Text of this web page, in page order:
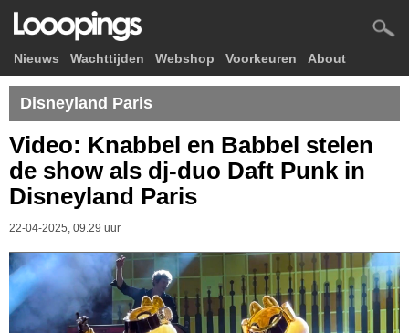
Nieuws Wachttijden Webshop Voorkeuren About
Disneyland Paris
Video: Knabbel en Babbel stelen
de show als dj-duo Daft Punk in
Disneyland Paris
22-04-2025, 09.29 uur